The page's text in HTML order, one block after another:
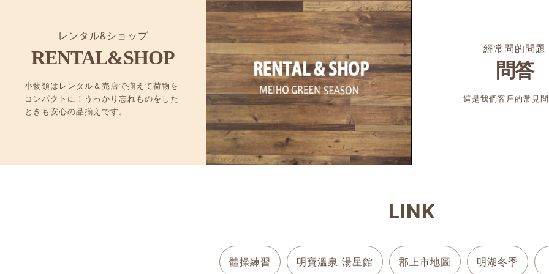
レンタル&ショップ
RENTAL&SHOP
小物類はレンタル＆売店で揃えて荷物を
コンパクトに！うっかり忘れものをした
ときも安心の品揃えです。
經常問的問題
問答
這是我們客戶的常見
LINK
體操練習 明寶溫泉 湯星館 郡上市地圖 明湖冬季